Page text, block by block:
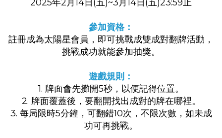
2025年2月14日(五)~3月14日(五)23:59止
參加資格：
註冊成為太陽星會員，即可挑戰成雙成對翻牌活動，
挑戰成功就能參加抽獎。
遊戲規則：
1. 牌面會先攤開5秒，以便記得位置。
2. 牌面覆蓋後，要翻開找出成對的牌在哪裡。
3. 每局限時5分鐘，可翻錯10次，不限次數，如未成
功可再挑戰。